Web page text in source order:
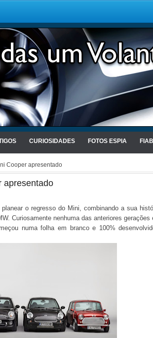
CURIOSIDADES FOTOS ESPIA
Cooper apresentado
apresentado
o regresso do Mini, combinando a sua
Curiosamente nenhuma das anteriores gerações
numa folha em branco e 100%